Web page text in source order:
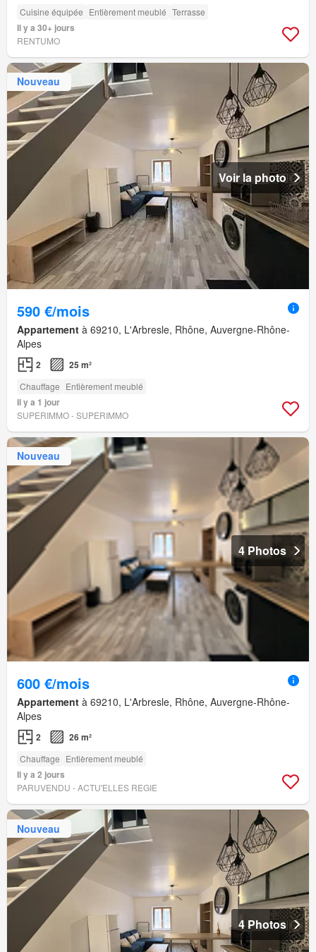
Cuisine équipée Entièrement meublé Terrasse
Il y a 30+ jours
RENTUMO
Nouveau
Voir la photo
590 €/mois
Appartement à 69210, L'Arbresle, Rhône, Auvergne-Rhône-
Alpes
2 25 m²
Chauffage Entièrement meublé
Il y a 1 jour
SUPERIMMO - SUPERIMMO
Nouveau
4 Photos
600 €/mois
Appartement à 69210, L'Arbresle, Rhône, Auvergne-Rhône-
Alpes
2 26 m²
Chauffage Entièrement meublé
Il y a 2 jours
PARUVENDU - ACTU'ELLES REGIE
Nouveau
4 Photos